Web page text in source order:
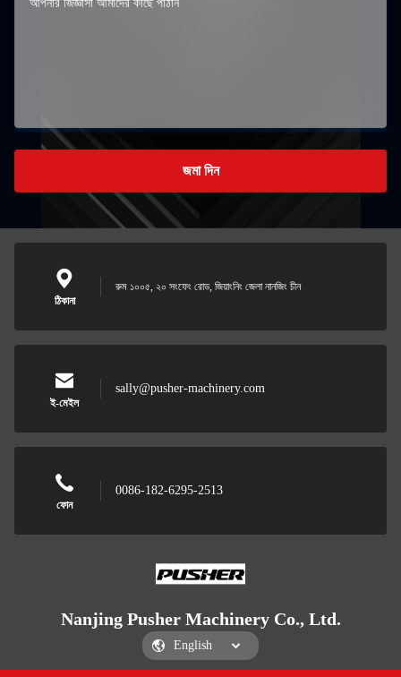
জমা দিন
ঠিকানা
রুম ১০০৫, ২০ সংফেং রোড, জিয়াংনিং জেলা নানজিং চীন
ই-মেইল
sally@pusher-machinery.com
ফোন
0086-182-6295-2513
Nanjing Pusher Machinery Co., Ltd.